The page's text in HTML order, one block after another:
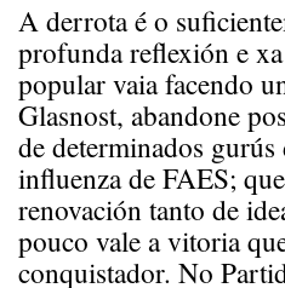
A derrota é o
profunda reflexión e
popular vaia facendo
Glasnost, abandone
de determinados
influenza de FAES;
renovación tanto de
pouco vale a vitoria
conquistador. No